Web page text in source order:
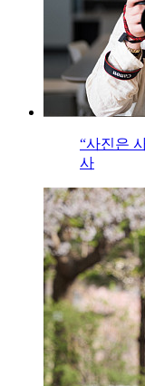
“사진은
사